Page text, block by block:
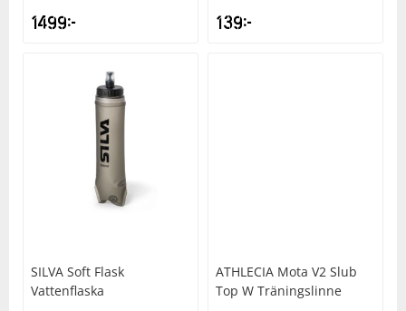
1499kr 139kr
SILVA Soft Flask
Vattenflaska
ATHLECIA Mota V2 Slub
Top W Träningslinne